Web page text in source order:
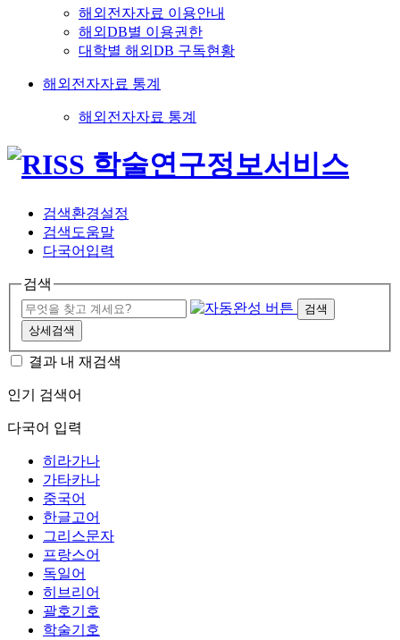
해외전자자료 이용안내
해외DB별 이용권한
대학별 해외DB 구독현황
해외전자자료 통계
해외전자자료 통계
검색환경설정
검색도움말
다국어입력
검색
검색
상세검색
결과 내 재검색
인기 검색어
다국어 입력
히라가나
가타카나
중국어
한글고어
그리스문자
프랑스어
독일어
히브리어
괄호기호
학술기호